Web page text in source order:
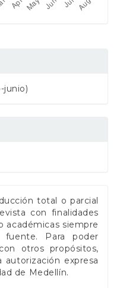
junio)
total o parcial
con finalidades
académicas siempre
Para poder
otros propósitos,
expresa
de Medellín.